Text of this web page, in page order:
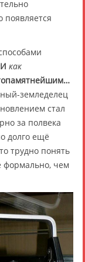
появляется
как
земледелец
стал
за полвека
долго ещё
трудно понять
формально, чем